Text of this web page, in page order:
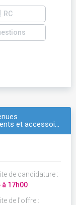
RC
et accessoi…
de candidature :
17h00
de l'offre :